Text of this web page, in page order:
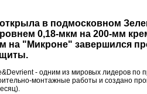
в подмосковном
0,18-мкм на 200-мм
"Микроне" завершился
- одним из мировых лидеров по
монтажные работы и создано